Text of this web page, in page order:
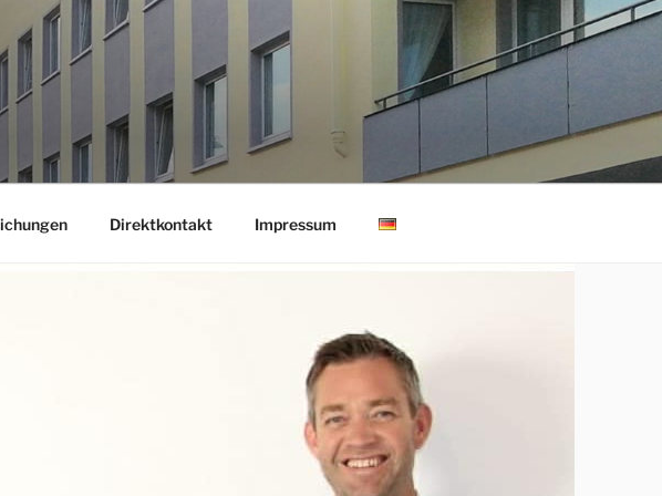
Direktkontakt Impressum